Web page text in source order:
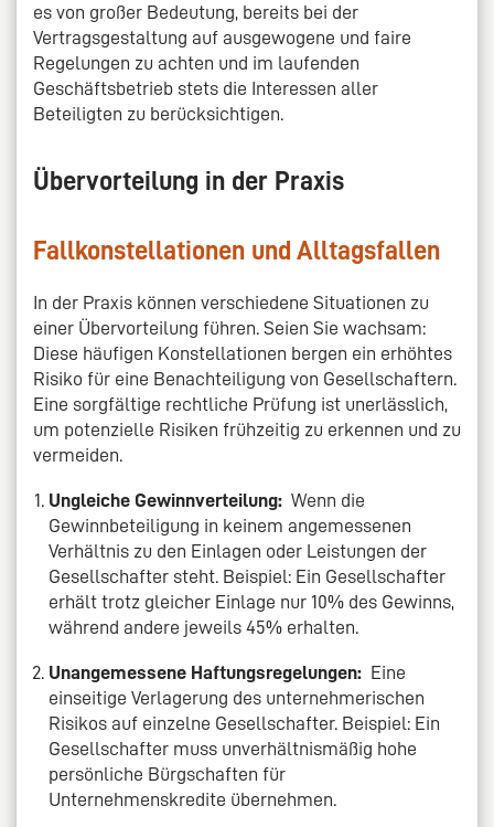
es von großer Bedeutung, bereits bei der
Vertragsgestaltung auf ausgewogene und faire
Regelungen zu achten und im laufenden
Geschäftsbetrieb stets die Interessen aller
Beteiligten zu berücksichtigen.
Übervorteilung in der Praxis
Fallkonstellationen und Alltagsfallen
In der Praxis können verschiedene Situationen zu
einer Übervorteilung führen. Seien Sie wachsam:
Diese häufigen Konstellationen bergen ein erhöhtes
Risiko für eine Benachteiligung von Gesellschaftern.
Eine sorgfältige rechtliche Prüfung ist unerlässlich,
um potenzielle Risiken frühzeitig zu erkennen und zu
vermeiden.
Ungleiche Gewinnverteilung: Wenn die
Gewinnbeteiligung in keinem angemessenen
Verhältnis zu den Einlagen oder Leistungen der
Gesellschafter steht. Beispiel: Ein Gesellschafter
erhält trotz gleicher Einlage nur 10% des Gewinns,
während andere jeweils 45% erhalten.
Unangemessene Haftungsregelungen: Eine
einseitige Verlagerung des unternehmerischen
Risikos auf einzelne Gesellschafter. Beispiel: Ein
Gesellschafter muss unverhältnismäßig hohe
persönliche Bürgschaften für
Unternehmenskredite übernehmen.